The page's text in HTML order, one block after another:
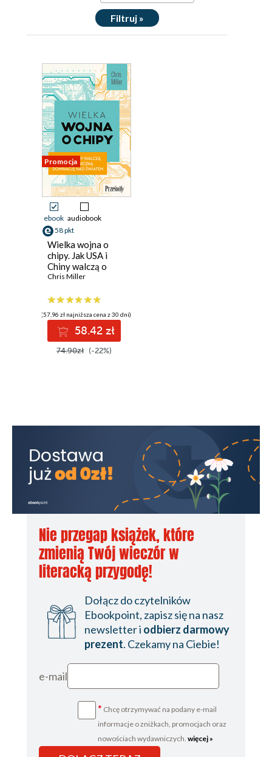
Filtruj »
Promocja
ebook audiobook
58 pkt
Wielka wojna o
chipy. Jak USA i
Chiny walczą o
technologiczną
światem
Chris Miller
(57,96 zł najniższa cena z 30 dni)
58.42 zł
74.90zł (-22%)
Nie przegap książek, które
zmienią Twój wieczór w
literacką przygodę!
Dołącz do czytelników
Ebookpoint, zapisz się na nasz
newsletter i odbierz darmowy
prezent. Czekamy na Ciebie!
e-mail
* Chcę otrzymywać na podany e-mail
informacje o zniżkach, promocjach oraz
nowościach wydawniczych. więcej »